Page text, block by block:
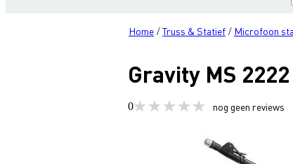
Home /Truss & Statief / Microfoon
Gravity MS
0 nog geen reviews